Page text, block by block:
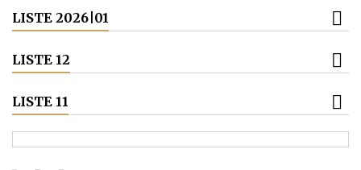
LISTE 2026|01
LISTE 12
LISTE 11